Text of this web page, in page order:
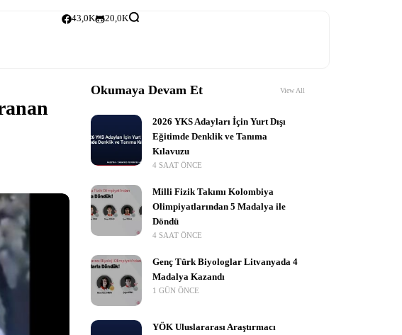
43,0K 20,0K
Okumaya Devam Et View All
2026 YKS Adayları İçin Yurt Dışı
Eğitimde Denklik ve Tanıma
Kılavuzu
4 SAAT ÖNCE
Milli Fizik Takımı Kolombiya
Olimpiyatlarından 5 Madalya ile
Döndü
4 SAAT ÖNCE
Genç Türk Biyologlar Litvanyada 4
Madalya Kazandı
1 GÜN ÖNCE
YÖK Uluslararası Araştırmacı